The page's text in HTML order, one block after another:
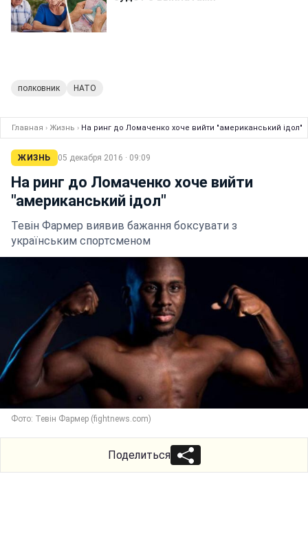
полковник НАТО
Главная › Жизнь › На ринг до Ломаченко хоче вийти "американський ідол"
ЖИЗНЬ 05 декабря 2016 · 09:09
На ринг до Ломаченко хоче вийти
"американський ідол"
Тевін Фармер виявив бажання боксувати з
українським спортсменом
Фото: Тевін Фармер (fightnews.com)
Поделиться